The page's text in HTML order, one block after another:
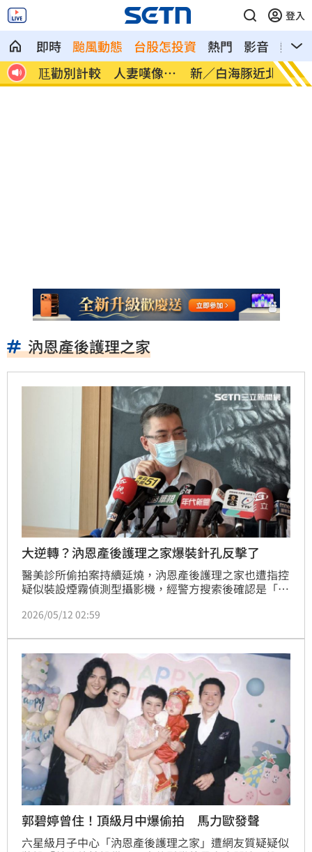
登入
即時 颱風動態 台股怎投資 熱門 影音
熱搜
台
新／白海豚近北部海面！氣象署發豪雨特
報
南電
汭恩產後護理之家
大逆轉？汭恩產後護理之家爆裝針孔反擊了
醫美診所偷拍案持續延燒，汭恩產後護理之家也遭指控
疑似裝設煙霧偵測型攝影機，經警方搜索後確認是「指
線監視器鏡頭並未拍到孕婦房間。對此。汭恩產後護理
此只是一條廢線；並強調已著手多方蒐證，對於任何惡
意捏造、散布不實訊息、誹謗該機構名譽之行為，將依
法提出告訴。
2026/05/12 02:59
郭碧婷曾住！頂級月中爆偷拍 馬力歐發聲
六星級月子中心「汭恩產後護理之家」遭網友質疑疑似